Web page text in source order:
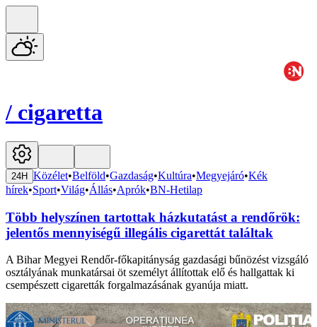
/ cigaretta
24H Közélet•Belföld•Gazdaság•Kultúra•Megyejáró•Kék
hírek•Sport•Világ•Állás•Aprók•BN-Hetilap
Több helyszínen tartottak házkutatást a rendőrök:
jelentős mennyiségű illegális cigarettát találtak
A Bihar Megyei Rendőr-főkapitányság gazdasági bűnözést vizsgáló
osztályának munkatársai öt személyt állítottak elő és hallgattak ki
csempészett cigaretták forgalmazásának gyanúja miatt.